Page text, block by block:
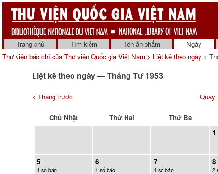
Trang chủ Tìm kiếm Tên ấn phẩm
Ngày
Thư viện báo chí của Thư viện Quốc gia Việt Nam > Liệt kê theo ngày >
Liệt kê theo ngày — Tháng Tư 1953
< Tháng trước Quay
Chủ Nhật Thứ Hai
Thứ Ba
1
5
1 số báo
6
1 số báo
7
1 số báo
8
2